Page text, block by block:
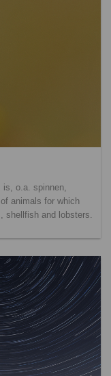
is, o.a. spinnen,
animals for which
shellfish and lobsters.